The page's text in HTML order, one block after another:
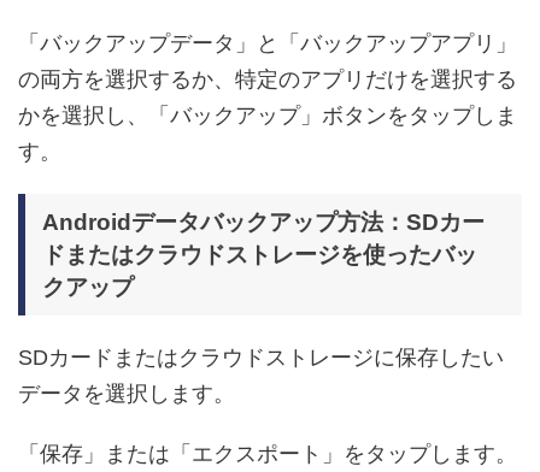
「バックアップデータ」と「バックアップアプリ」
の両方を選択するか、特定のアプリだけを選択する
かを選択し、「バックアップ」ボタンをタップしま
す。
Androidデータバックアップ方法：SDカー
ドまたはクラウドストレージを使ったバッ
クアップ
SDカードまたはクラウドストレージに保存したい
データを選択します。
「保存」または「エクスポート」をタップします。